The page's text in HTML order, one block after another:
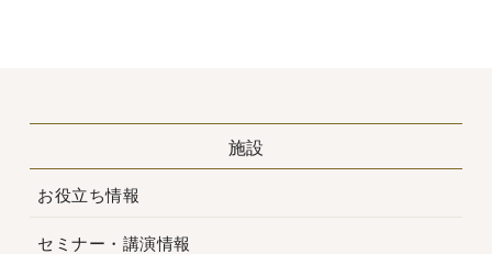
施設
お役立ち情報
セミナー・講演情報